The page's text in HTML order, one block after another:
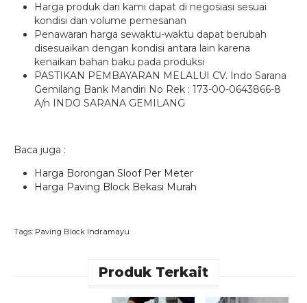
Harga produk dari kami dapat di negosiasi sesuai
kondisi dan volume pemesanan
Penawaran harga sewaktu-waktu dapat berubah
disesuaikan dengan kondisi antara lain karena
kenaikan bahan baku pada produksi
PASTIKAN PEMBAYARAN MELALUI CV. Indo Sarana
Gemilang Bank Mandiri No Rek : 173-00-0643866-8
A/n INDO SARANA GEMILANG
Baca juga :
Harga Borongan Sloof Per Meter
Harga Paving Block Bekasi Murah
Tags: Paving Block Indramayu
Produk Terkait